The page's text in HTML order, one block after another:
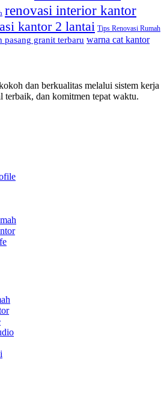
renovasi interior kantor
kantor 2 lantai Tips Renovasi Rumah
pasang granit terbaru warna cat kantor
dan berkualitas melalui sistem kerja
terbaik, dan komitmen tepat waktu.